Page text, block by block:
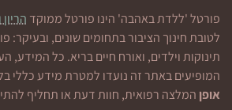
פורטל 'ללדת באהבה' הינו פורטל ממוקד
לטובת חינוך הציבור בתחומים שונים, ובעיקר:
תינוקות וילדים, ואורח חיים בריא. כל המידע,
המופיעים באתר זה נועדו למטרת מידע כללי
אופן המלצה רפואית, חוות דעת או תחליף